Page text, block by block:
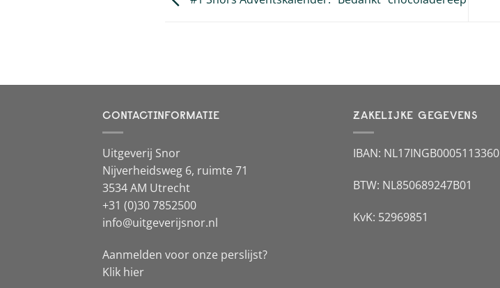
CONTACTINFORMATIE
Uitgeverij Snor
Nijverheidsweg 6, ruimte 71
3534 AM Utrecht
+31 (0)30 7852500
info@uitgeverijsnor.nl
Aanmelden voor onze perslijst?
Klik hier
ZAKELIJKE GEGEVENS
IBAN: NL17INGB0005113360
BTW: NL850689247B01
KvK: 52969851